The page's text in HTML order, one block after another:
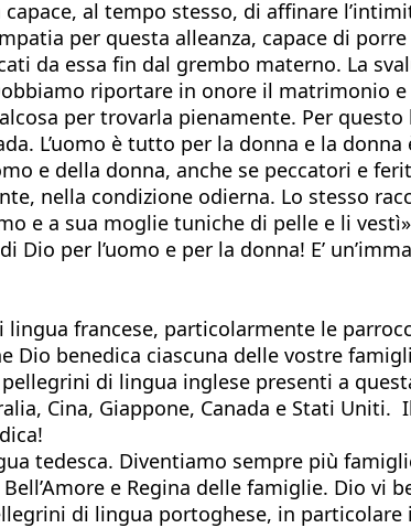
capace, al tempo stesso, di affinare
per questa alleanza, capace di
da essa fin dal grembo materno. La
riportare in onore il matrimonio
per trovarla pienamente. Per
L’uomo è tutto per la donna e la donna
e della donna, anche se peccatori e
nella condizione odierna. Lo stesso
e a sua moglie tuniche di pelle e li
Dio per l’uomo e per la donna! E’
francese, particolarmente le
Dio benedica ciascuna delle vostre
di lingua inglese presenti a
Cina, Giappone, Canada e Stati
tedesca. Diventiamo sempre più
e Regina delle famiglie. Dio vi
di lingua portoghese, in